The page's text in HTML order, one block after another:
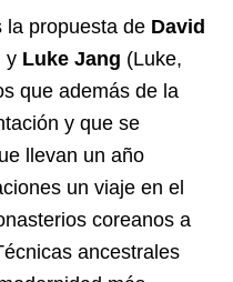
la propuesta de David
y Luke Jang (Luke,
que además de la
y que se
llevan un año
un viaje en el
coreanos a
ancestrales